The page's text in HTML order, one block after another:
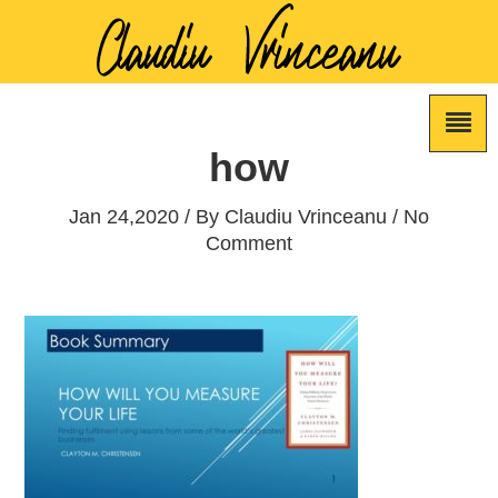
how
Jan 24,2020 / By Claudiu Vrinceanu / No
Comment